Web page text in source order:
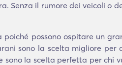
Senza il rumore dei veicoli o
possono ospitare un
sono la scelta migliore per
la scelta perfetta per chi